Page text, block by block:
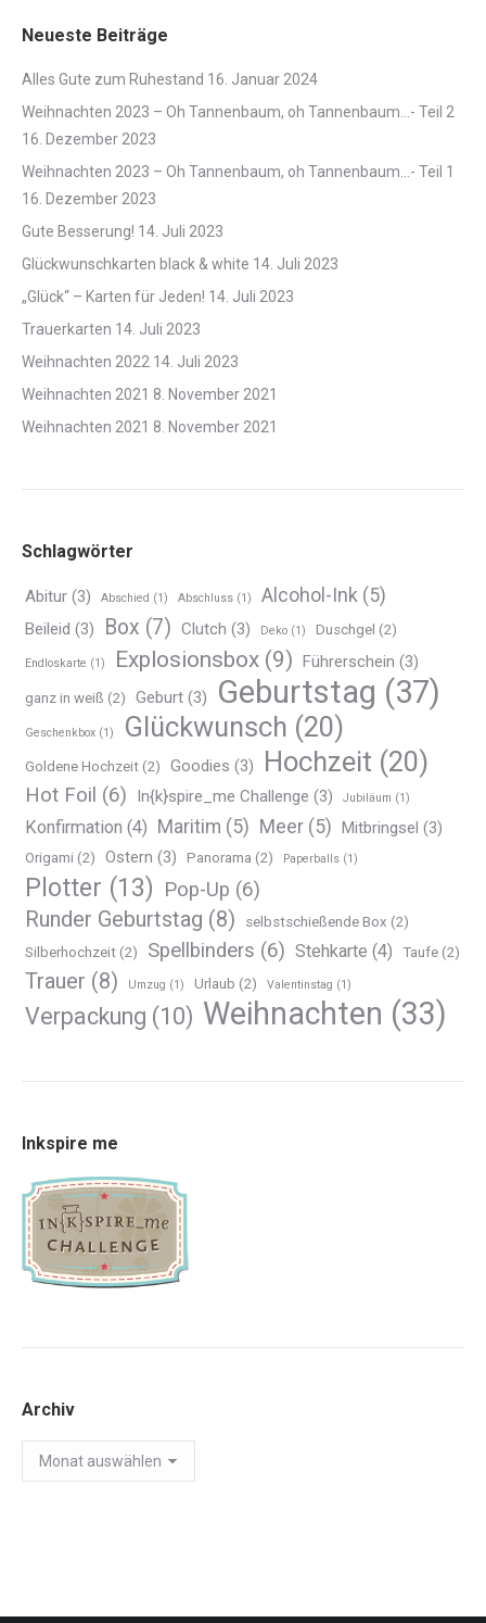
Neueste Beiträge
Alles Gute zum Ruhestand 16. Januar 2024
Weihnachten 2023 – Oh Tannenbaum, oh Tannenbaum…- Teil 2
16. Dezember 2023
Weihnachten 2023 – Oh Tannenbaum, oh Tannenbaum…- Teil 1
16. Dezember 2023
Gute Besserung! 14. Juli 2023
Glückwunschkarten black & white 14. Juli 2023
„Glück“ – Karten für Jeden! 14. Juli 2023
Trauerkarten 14. Juli 2023
Weihnachten 2022 14. Juli 2023
Weihnachten 2021 8. November 2021
Weihnachten 2021 8. November 2021
Schlagwörter
Abitur (3) Abschied (1) Abschluss (1) Alcohol-Ink (5)
Beileid (3) Box (7) Clutch (3) Deko (1) Duschgel (2)
Endloskarte (1) Explosionsbox (9) Führerschein (3)
ganz in weiß (2) Geburt (3) Geburtstag (37)
Geschenkbox (1) Glückwunsch (20)
Goldene Hochzeit (2) Goodies (3) Hochzeit (20)
Hot Foil (6) In{k}spire_me Challenge (3) Jubiläum (1)
Konfirmation (4) Maritim (5) Meer (5) Mitbringsel (3)
Origami (2) Ostern (3) Panorama (2) Paperballs (1)
Plotter (13) Pop-Up (6)
Runder Geburtstag (8) selbstschießende Box (2)
Silberhochzeit (2) Spellbinders (6) Stehkarte (4) Taufe (2)
Trauer (8) Umzug (1) Urlaub (2) Valentinstag (1)
Verpackung (10) Weihnachten (33)
Inkspire me
Archiv
Archiv